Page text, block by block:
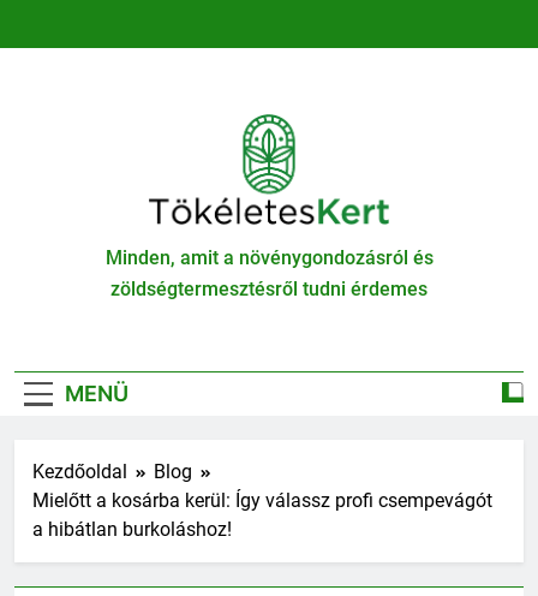
TökéletesKert
Minden, amit a növénygondozásról és
zöldségtermesztésről tudni érdemes
MENÜ
Kezdőoldal
Blog
Mielőtt a kosárba kerül: Így válassz profi csempevágót
a hibátlan burkoláshoz!